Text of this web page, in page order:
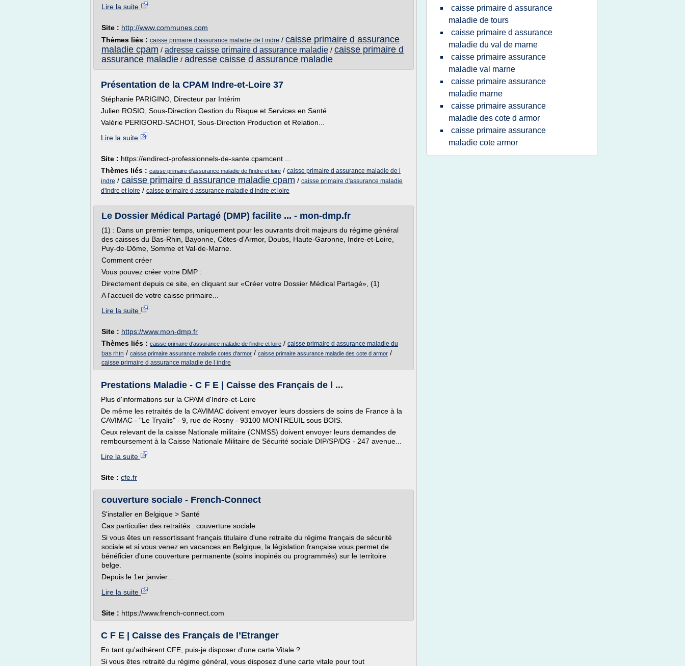
Lire la suite
Site : http://www.communes.com
Thèmes liés : caisse primaire d assurance maladie de l indre / caisse primaire d assurance
maladie cpam / adresse caisse primaire d assurance maladie / caisse primaire d
assurance maladie / adresse caisse d assurance maladie
Présentation de la CPAM Indre-et-Loire 37
Stéphanie PARIGINO, Directeur par Intérim
Julien ROSIO, Sous-Direction Gestion du Risque et Services en Santé
Valérie PERIGORD-SACHOT, Sous-Direction Production et Relation...
Lire la suite
Site : https://endirect-professionnels-de-sante.cpamcent ...
Thèmes liés : caisse primaire d'assurance maladie de l'indre et loire / caisse primaire d assurance maladie de l
indre / caisse primaire d assurance maladie cpam / caisse primaire d'assurance maladie
d'indre et loire / caisse primaire d assurance maladie d indre et loire
Le Dossier Médical Partagé (DMP) facilite ... - mon-dmp.fr
(1) : Dans un premier temps, uniquement pour les ouvrants droit majeurs du régime général
des caisses du Bas-Rhin, Bayonne, Côtes-d'Armor, Doubs, Haute-Garonne, Indre-et-Loire,
Puy-de-Dôme, Somme et Val-de-Marne.
Comment créer
Vous pouvez créer votre DMP :
Directement depuis ce site, en cliquant sur «Créer votre Dossier Médical Partagé», (1)
A l'accueil de votre caisse primaire...
Lire la suite
Site : https://www.mon-dmp.fr
Thèmes liés : caisse primaire d'assurance maladie de l'indre et loire / caisse primaire d assurance maladie du
bas rhin / caisse primaire assurance maladie cotes d'armor / caisse primaire assurance maladie des cote d armor /
caisse primaire d assurance maladie de l indre
Prestations Maladie - C F E | Caisse des Français de l ...
Plus d'informations sur la CPAM d'Indre-et-Loire
De même les retraités de la CAVIMAC doivent envoyer leurs dossiers de soins de France à la
CAVIMAC - "Le Tryalis" - 9, rue de Rosny - 93100 MONTREUIL sous BOIS.
Ceux relevant de la caisse Nationale militaire (CNMSS) doivent envoyer leurs demandes de
remboursement à la Caisse Nationale Militaire de Sécurité sociale DIP/SP/DG - 247 avenue...
Lire la suite
Site : cfe.fr
couverture sociale - French-Connect
S'installer en Belgique > Santé
Cas particulier des retraités : couverture sociale
Si vous êtes un ressortissant français titulaire d'une retraite du régime français de sécurité
sociale et si vous venez en vacances en Belgique, la législation française vous permet de
bénéficier d'une couverture permanente (soins inopinés ou programmés) sur le territoire
belge.
Depuis le 1er janvier...
Lire la suite
Site : https://www.french-connect.com
C F E | Caisse des Français de l’Etranger
En tant qu'adhérent CFE, puis-je disposer d'une carte Vitale ?
Si vous êtes retraité du régime général, vous disposez d'une carte vitale pour tout
caisse primaire d assurance
maladie de tours
caisse primaire d assurance
maladie du val de marne
caisse primaire assurance
maladie val marne
caisse primaire assurance
maladie marne
caisse primaire assurance
maladie des cote d armor
caisse primaire assurance
maladie cote armor